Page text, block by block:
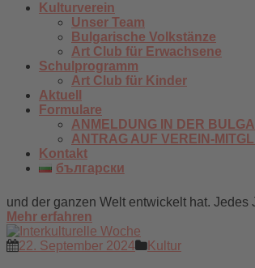
Kulturverein
Unser Team
Bulgarische Volkstänze
Art Club für Erwachsene
Schulprogramm
Art Club für Kinder
Aktuell
Formulare
ANMELDUNG IN DER
ANTRAG AUF VEREIN-
Kontakt
български
und der ganzen Welt entwickelt hat.
Mehr erfahren
22. September 2024 Kultur